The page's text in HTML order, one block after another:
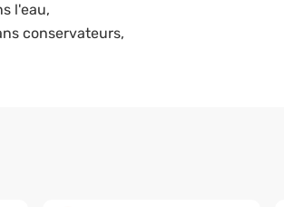
l'eau,
conservateurs,